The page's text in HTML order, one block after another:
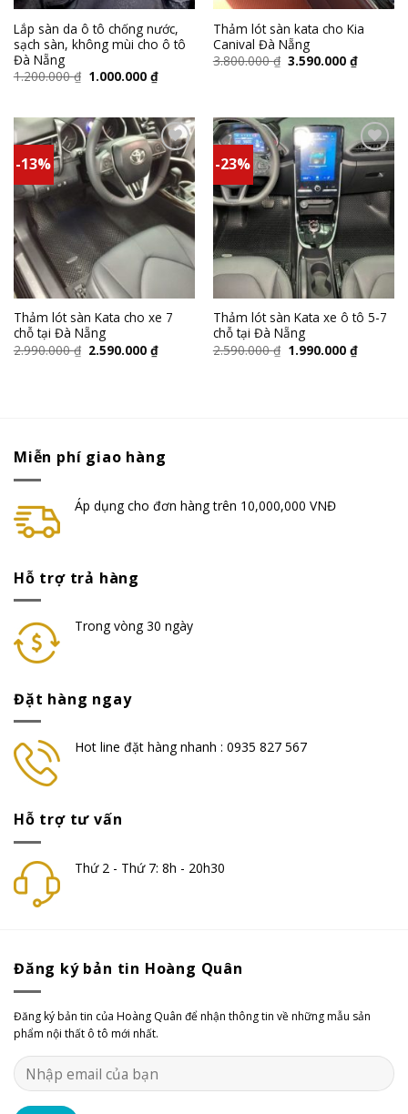
Lắp sàn da ô tô chống nước,
sạch sàn, không mùi cho ô tô
Đà Nẵng
1.200.000₫ 1.000.000 ₫
Thảm lót sàn kata cho Kia
Canival Đà Nẵng
3.800.000₫ 3.590.000 ₫
-13%
Add to
wishlist
Thảm lót sàn Kata cho xe 7
chỗ tại Đà Nẵng
2.990.000₫ 2.590.000 ₫
-23%
Add to
wishlist
Thảm lót sàn Kata xe ô tô 5-7
chỗ tại Đà Nẵng
2.590.000₫ 1.990.000 ₫
Miễn phí giao hàng
Áp dụng cho đơn hàng trên 10,000,000 VNĐ
Hỗ trợ trả hàng
Trong vòng 30 ngày
Đặt hàng ngay
Hot line đặt hàng nhanh : 0935 827 567
Hỗ trợ tư vấn
Thứ 2 - Thứ 7: 8h - 20h30
Đăng ký bản tin Hoàng Quân
Đăng ký bản tin của Hoàng Quân để nhận thông tin về những mẫu sản
phẩm nội thất ô tô mới nhất.